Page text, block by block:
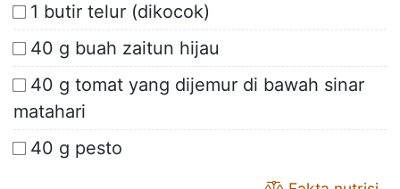
1 butir telur (dikocok)
40 g buah zaitun hijau
40 g tomat yang dijemur di bawah sinar
matahari
40 g pesto